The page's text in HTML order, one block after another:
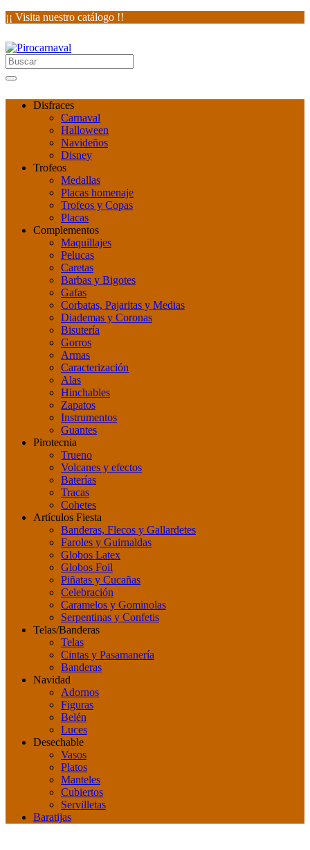
¡¡ Visita nuestro catálogo !!
Disfraces
Carnaval
Halloween
Navideños
Disney
Trofeos
Medallas
Placas homenaje
Trofeos y Copas
Placas
Complementos
Maquillajes
Pelucas
Caretas
Barbas y Bigotes
Gafas
Corbatas, Pajaritas y Medias
Diademas y Coronas
Bisutería
Gorros
Armas
Caracterización
Alas
Hinchables
Zapatos
Instrumentos
Guantes
Pirotecnia
Trueno
Volcanes y efectos
Baterías
Tracas
Cohetes
Artículos Fiesta
Banderas, Flecos y Gallardetes
Faroles y Guirnaldas
Globos Latex
Globos Foil
Piñatas y Cucañas
Celebración
Caramelos y Gominolas
Serpentinas y Confetis
Telas/Banderas
Telas
Cintas y Pasamanería
Banderas
Navidad
Adornos
Figuras
Belén
Luces
Desechable
Vasos
Platos
Manteles
Cubiertos
Servilletas
Baratijas